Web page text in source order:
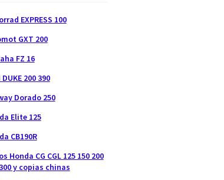
EXPRESS 100
GXT 200
FZ 16
DUKE 200 390
Dorado 250
Elite 125
CB190R
Honda CG CGL 125 150 200
y copias chinas